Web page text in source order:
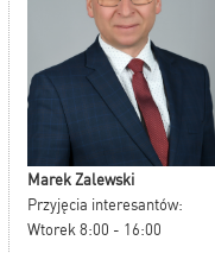
Marek Zalewski
Przyjęcia interesantów:
Wtorek 8:00 - 16:00